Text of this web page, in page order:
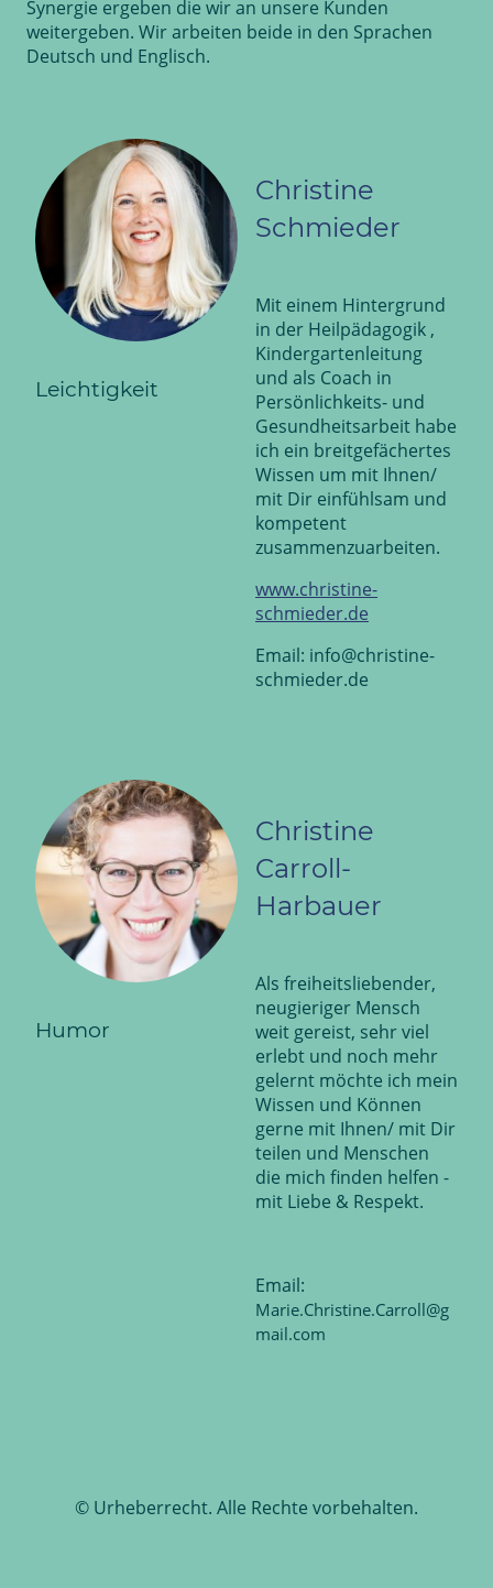
Synergie ergeben die wir an unsere Kunden
weitergeben. Wir arbeiten beide in den Sprachen
Deutsch und Englisch.
Leichtigkeit
Christine
Schmieder
Mit einem Hintergrund
in der Heilpädagogik ,
Kindergartenleitung
und als Coach in
Persönlichkeits- und
Gesundheitsarbeit habe
ich ein breitgefächertes
Wissen um mit Ihnen/
mit Dir einfühlsam und
kompetent
zusammenzuarbeiten.
www.christine-
schmieder.de
Email: info@christine-
schmieder.de
Humor
Christine
Carroll-
Harbauer
Als freiheitsliebender,
neugieriger Mensch
weit gereist, sehr viel
erlebt und noch mehr
gelernt möchte ich mein
Wissen und Können
gerne mit Ihnen/ mit Dir
teilen und Menschen
die mich finden helfen -
mit Liebe & Respekt.
Email:
Marie.Christine.Carroll@g
mail.com
© Urheberrecht. Alle Rechte vorbehalten.